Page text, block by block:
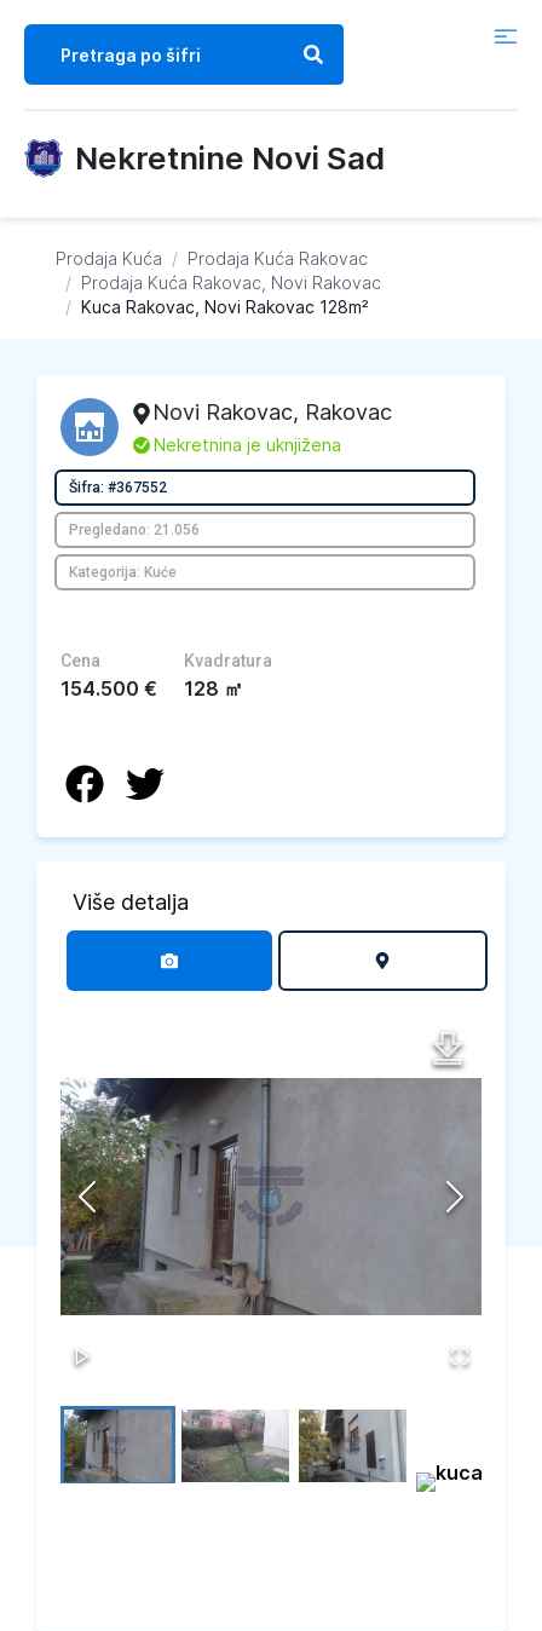
Nekretnine Novi Sad
Prodaja Kuća / Prodaja Kuća Rakovac
/ Prodaja Kuća Rakovac, Novi Rakovac
/ Kuca Rakovac, Novi Rakovac 128m²
Novi Rakovac, Rakovac
L Nekretnina je uknjižena
Šifra: #367552
Pregledano: 21.056
Kategorija: Kuće
Cena
154.500 €
Kvadratura
128 ㎡
Više detalja